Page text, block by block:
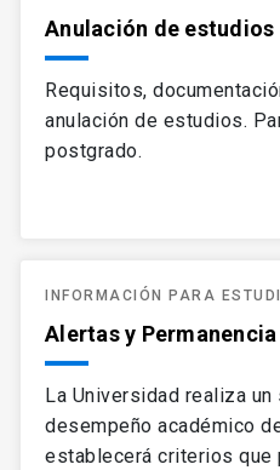
Anulación de estudios
Requisitos,
anulación de estudios.
postgrado.
INFORMACIÓN PARA
Alertas y Permanencia
La Universidad realiza
desempeño académico
establecerá criterios que